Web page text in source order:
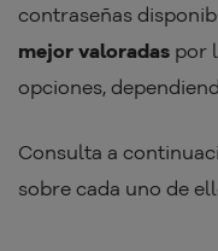
contraseñas
mejor valoradas por
opciones,
Consulta a
sobre cada uno de